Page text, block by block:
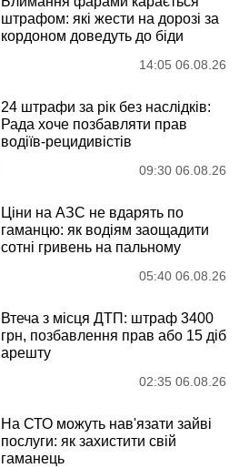
штрафом: які жести на дорозі за
кордоном доведуть до біди
14:05 06.08.26
24 штрафи за рік без наслідків:
Рада хоче позбавляти прав
водіїв-рецидивістів
09:30 06.08.26
Ціни на АЗС не вдарять по
гаманцю: як водіям заощадити
сотні гривень на пальному
05:40 06.08.26
Втеча з місця ДТП: штраф 3400
грн, позбавлення прав або 15 діб
арешту
02:35 06.08.26
На СТО можуть нав'язати зайві
послуги: як захистити свій
гаманець